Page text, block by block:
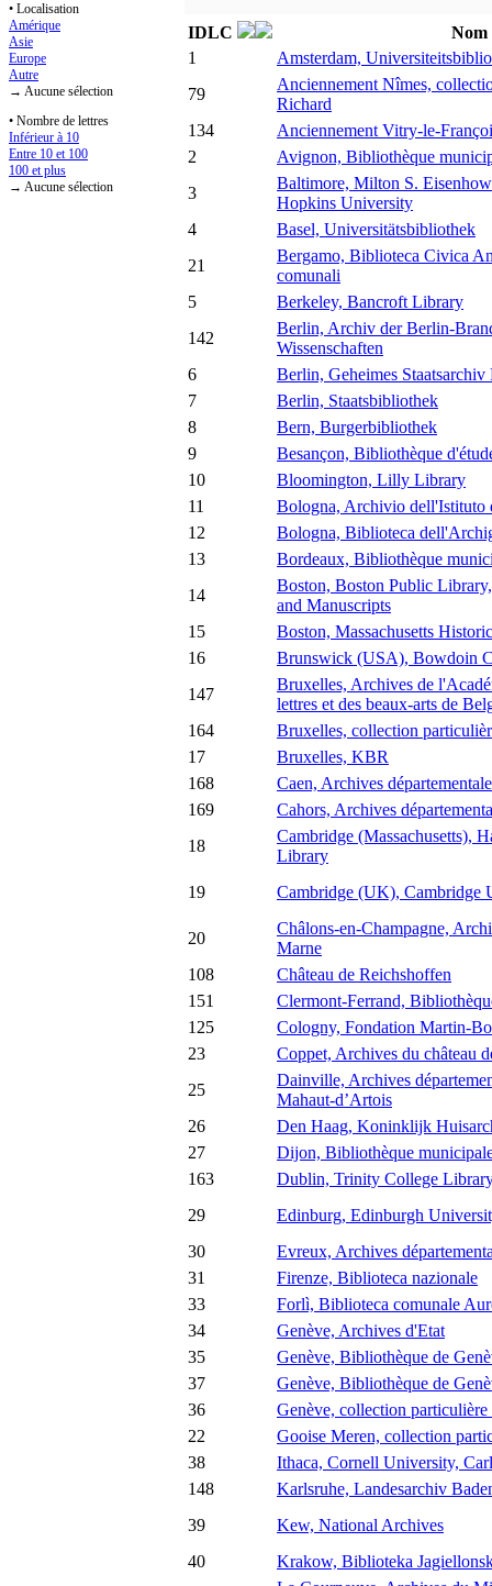
• Localisation
Amérique
Asie
Europe
Autre
→ Aucune sélection
• Nombre de lettres
Inférieur à 10
Entre 10 et 100
100 et plus
→ Aucune sélection
IDLC
Nom
1
Amsterdam,
79
Anciennement Nîmes,
Richard
134
Anciennement Vitry-le-
2
Avignon, Bibliothèque
3
Baltimore, Milton S.
Hopkins University
4
Basel, Universitätsbibliothek
21
Bergamo, Biblioteca Civica
comunali
5
Berkeley, Bancroft Library
142
Berlin, Archiv der Berlin-
Wissenschaften
6
Berlin, Geheimes
7
Berlin, Staatsbibliothek
8
Bern, Burgerbibliothek
9
Besançon, Bibliothèque
10
Bloomington, Lilly Library
11
Bologna, Archivio dell'Istituto
12
Bologna, Biblioteca
13
Bordeaux, Bibliothèque
14
Boston, Boston Public
and Manuscripts
15
Boston, Massachusetts
16
Brunswick (USA), Bowdoin
147
Bruxelles, Archives de
lettres et des beaux-arts de
164
Bruxelles, collection
17
Bruxelles, KBR
168
Caen, Archives
169
Cahors, Archives
18
Cambridge (Massachusetts),
Library
19
Cambridge (UK), Cambridge
20
Châlons-en-Champagne,
Marne
108
Château de Reichshoffen
151
Clermont-Ferrand,
125
Cologny, Fondation Martin-
23
Coppet, Archives du château
25
Dainville, Archives
Mahaut-d’Artois
26
Den Haag, Koninklijk
27
Dijon, Bibliothèque
163
Dublin, Trinity College
29
Edinburg, Edinburgh
30
Evreux, Archives
31
Firenze, Biblioteca nazionale
33
Forlì, Biblioteca comunale
34
Genève, Archives d'Etat
35
Genève, Bibliothèque de
37
Genève, Bibliothèque de
36
Genève, collection
22
Gooise Meren, collection
38
Ithaca, Cornell University,
148
Karlsruhe, Landesarchiv
39
Kew, National Archives
40
Krakow, Biblioteka